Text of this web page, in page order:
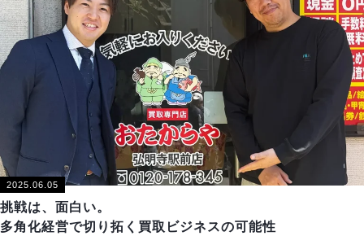
2025.06.05
挑戦は、面白い。
多角化経営で切り拓く買取ビジネスの可能性